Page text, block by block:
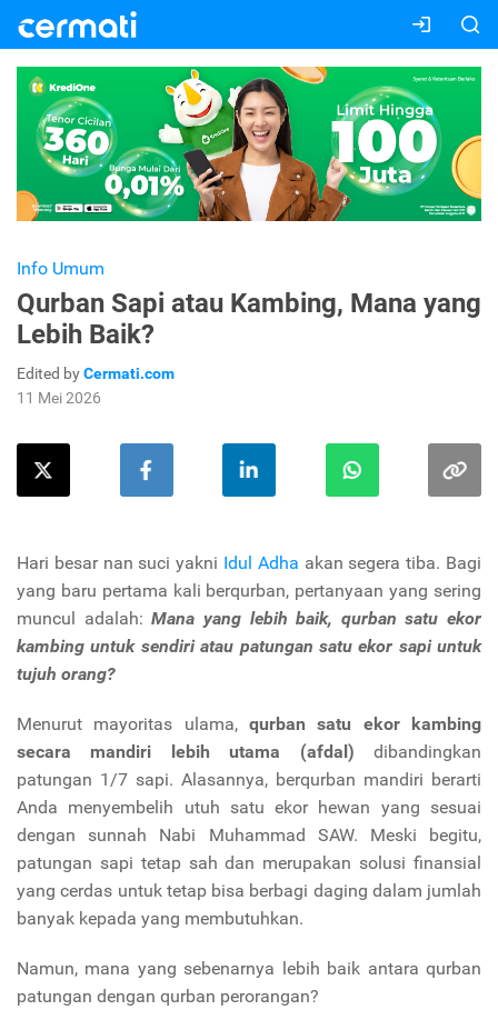
Info Umum
Qurban Sapi atau Kambing, Mana yang
Lebih Baik?
Edited byCermati.com
11 Mei 2026
Hari besar nan suci yakni Idul Adha akan segera tiba. Bagi
yang baru pertama kali berqurban, pertanyaan yang sering
muncul adalah:Mana yang lebih baik, qurban satu ekor
kambing untuk sendiri atau patungan satu ekor sapi untuk
tujuh orang?
Menurut mayoritas ulama, qurban satu ekor kambing
secara mandiri lebih utama (afdal) dibandingkan
patungan 1/7 sapi. Alasannya, berqurban mandiri berarti
Anda menyembelih utuh satu ekor hewan yang sesuai
dengan sunnah Nabi Muhammad SAW. Meski begitu,
patungan sapi tetap sah dan merupakan solusi finansial
yang cerdas untuk tetap bisa berbagi daging dalam jumlah
banyak kepada yang membutuhkan.
Namun, mana yang sebenarnya lebih baik antara qurban
patungan dengan qurban perorangan?